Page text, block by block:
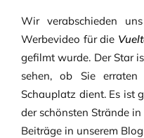
Wir verabschieden
Werbevideo für die
gefilmt wurde. Der Star
sehen, ob Sie erraten
Schauplatz dient. Es ist
der schönsten Strände in
Beiträge in unserem